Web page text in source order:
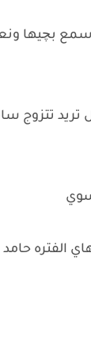
بچيها
تريد تتزوج
الفتره